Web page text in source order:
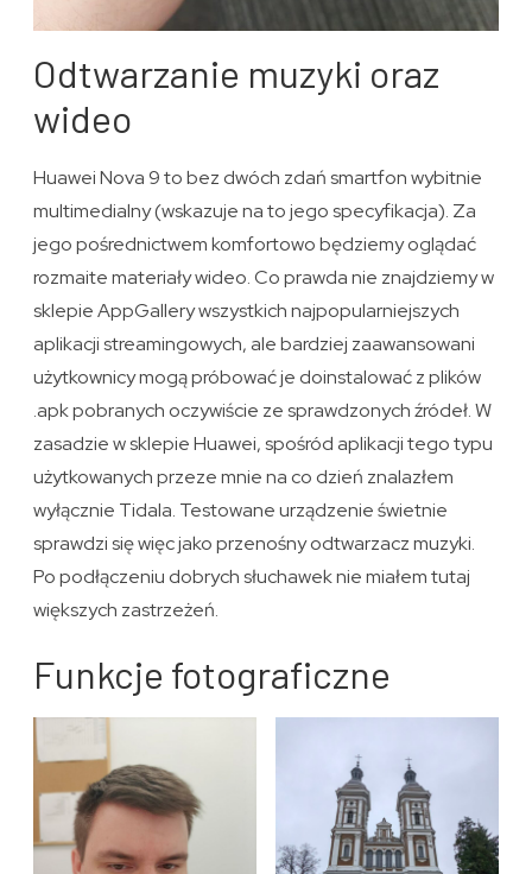
Odtwarzanie muzyki oraz
wideo
Huawei Nova 9 to bez dwóch zdań smartfon wybitnie
multimedialny (wskazuje na to jego specyfikacja). Za
jego pośrednictwem komfortowo będziemy oglądać
rozmaite materiały wideo. Co prawda nie znajdziemy w
sklepie AppGallery wszystkich najpopularniejszych
aplikacji streamingowych, ale bardziej zaawansowani
użytkownicy mogą próbować je doinstalować z plików
.apk pobranych oczywiście ze sprawdzonych źródeł. W
zasadzie w sklepie Huawei, spośród aplikacji tego typu
użytkowanych przeze mnie na co dzień znalazłem
wyłącznie Tidala. Testowane urządzenie świetnie
sprawdzi się więc jako przenośny odtwarzacz muzyki.
Po podłączeniu dobrych słuchawek nie miałem tutaj
większych zastrzeżeń.
Funkcje fotograficzne